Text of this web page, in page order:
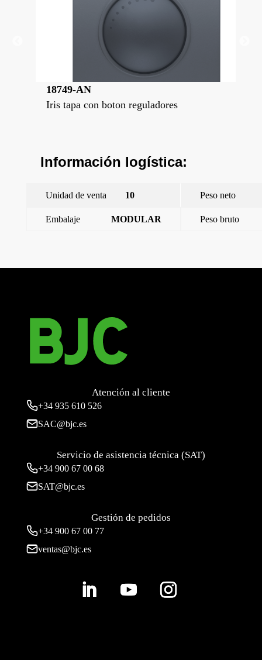
18749-AN
Iris tapa con boton reguladores
Información logística:
Unidad de venta 10 Peso neto
Embalaje MODULAR Peso bruto
Atención al cliente
+34 935 610 526
SAC@bjc.es
Servicio de asistencia técnica (SAT)
+34 900 67 00 68
SAT@bjc.es
Gestión de pedidos
+34 900 67 00 77
ventas@bjc.es